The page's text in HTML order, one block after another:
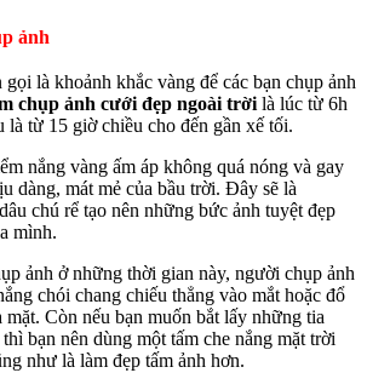
ảnh
là khoảnh khắc vàng để các bạn chụp ảnh
chụp ảnh cưới đẹp ngoài trời là lúc từ 6h
là từ 15 giờ chiều cho đến gần xế tối.
nắng vàng ấm áp không quá nóng và gay
dàng, mát mẻ của bầu trời. Đây sẽ là
chú rể tạo nên những bức ảnh tuyệt đẹp
mình.
ảnh ở những thời gian này, người chụp ảnh
chói chang chiếu thẳng vào mắt hoặc đổ
Còn nếu bạn muốn bắt lấy những tia
bạn nên dùng một tấm che nắng mặt trời
như là làm đẹp tấm ảnh hơn.